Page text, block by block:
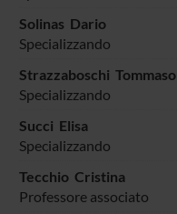
Solinas Dario
Specializzando
Strazzaboschi Tommaso
Specializzando
Succi Elisa
Specializzando
Tecchio Cristina
Professore associato